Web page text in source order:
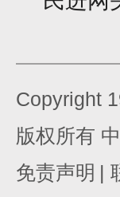
Copyright
版权所有
免责声明 |